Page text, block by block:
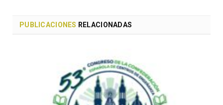
PUBLICACIONES RELACIONADAS